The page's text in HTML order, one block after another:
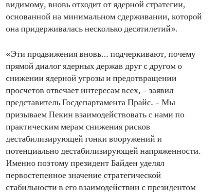
видимому, вновь отходит от ядерной стратегии,
основанной на минимальном сдерживании, которой
она придерживалась несколько десятилетий».
«Эти продвижения вновь... подчеркивают, почему
прямой диалог ядерных держав друг с другом о
снижении ядерной угрозы и предотвращении
просчетов отвечает интересам всех, – заявил
представитель Госдепартамента Прайс. – Мы
призываем Пекин взаимодействовать с нами по
практическим мерам снижения рисков
дестабилизирующей гонки вооружений и
потенциально дестабилизирующей напряженности.
Именно поэтому президент Байден уделял
первостепенное значение стратегической
стабильности в его взаимодействии с президентом